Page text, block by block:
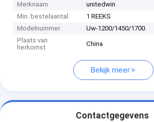
Merknaam
unitedwin
Min. bestelaantal
1 REEKS
Modelnummer
Uw-1200/1450/1700
Plaats van
herkomst
China
Bekijk meer
Contactgegevens